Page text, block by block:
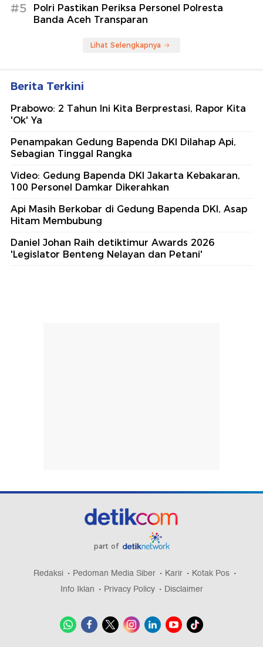
#5
Polri Pastikan Periksa Personel Polresta
Banda Aceh Transparan
Lihat Selengkapnya
Berita Terkini
Prabowo: 2 Tahun Ini Kita Berprestasi, Rapor Kita
'Ok' Ya
Penampakan Gedung Bapenda DKI Dilahap Api,
Sebagian Tinggal Rangka
Video: Gedung Bapenda DKI Jakarta Kebakaran,
100 Personel Damkar Dikerahkan
Api Masih Berkobar di Gedung Bapenda DKI, Asap
Hitam Membubung
Daniel Johan Raih detiktimur Awards 2026
'Legislator Benteng Nelayan dan Petani'
part of
Redaksi Pedoman Media Siber Karir
Kotak Pos
Info Iklan
Privacy Policy Disclaimer